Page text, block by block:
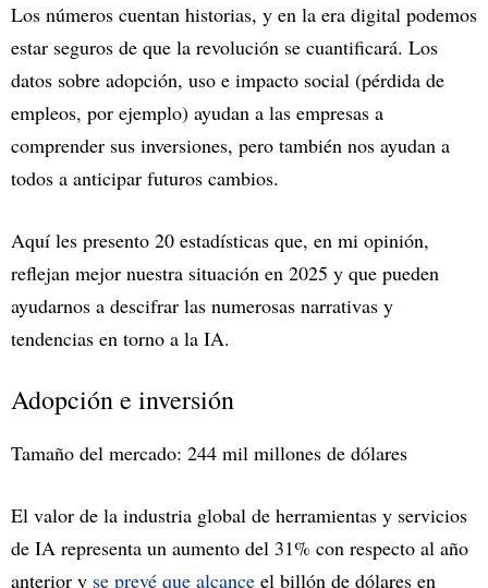
Los números cuentan historias, y en la era digital podemos
estar seguros de que la revolución se cuantificará. Los
datos sobre adopción, uso e impacto social (pérdida de
empleos, por ejemplo) ayudan a las empresas a
comprender sus inversiones, pero también nos ayudan a
todos a anticipar futuros cambios.
Aquí les presento 20 estadísticas que, en mi opinión,
reflejan mejor nuestra situación en 2025 y que pueden
ayudarnos a descifrar las numerosas narrativas y
tendencias en torno a la IA.
Adopción e inversión
Tamaño del mercado: 244 mil millones de dólares
El valor de la industria global de herramientas y servicios
de IA representa un aumento del 31% con respecto al año
anterior y se prevé que alcance el billón de dólares en